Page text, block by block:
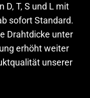
D, T, S und L mit
sofort Standard.
Drahtdicke unter
erhöht weiter
unserer